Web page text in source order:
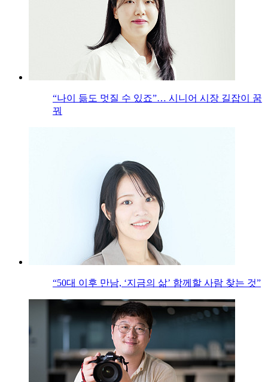
“나이 듦도 멋질 수 있죠”… 시니어 시장 길잡이 꿈
꿔
“50대 이후 만남, ‘지금의 삶’ 함께할 사람 찾는 것”